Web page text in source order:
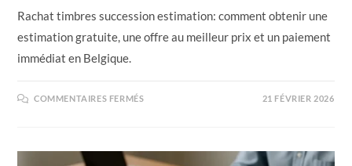
Rachat timbres succession estimation: comment obtenir une
estimation gratuite, une offre au meilleur prix et un paiement
immédiat en Belgique.
COMMENTAIRES FERMÉS 21 FÉVRIER 2026